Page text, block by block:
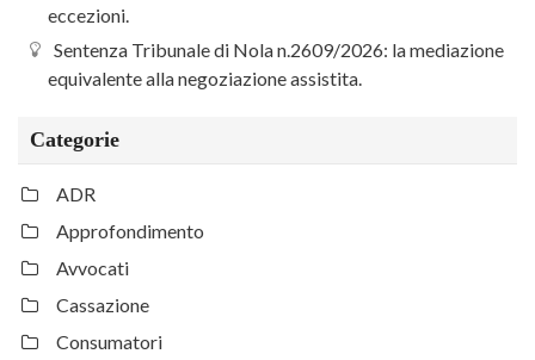
eccezioni.
Sentenza Tribunale di Nola n.2609/2026: la mediazione
equivalente alla negoziazione assistita.
Categorie
ADR
Approfondimento
Avvocati
Cassazione
Consumatori